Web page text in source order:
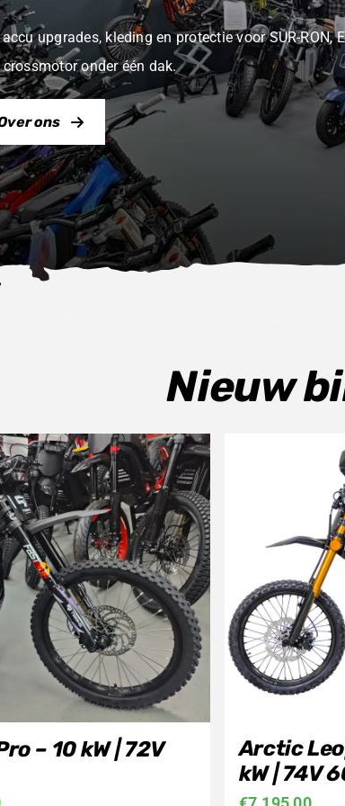
upgrades, kleding en protectie voor SUR-RON,
onder één dak.
ons
Nieuw
Prijsklasse:
– 10 kW | 72V
Arctic
kW | 74V